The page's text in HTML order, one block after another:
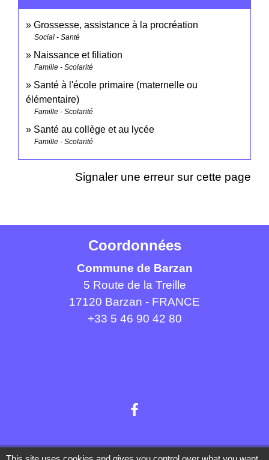
Grossesse, assistance à la procréation
Social - Santé
Naissance et filiation
Famille - Scolarité
Santé à l'école primaire (maternelle ou
élémentaire)
Famille - Scolarité
Santé au collège et au lycée
Famille - Scolarité
Signaler une erreur sur cette page
Coordonnées
Commune de Barzan
5 Route de la Treille
17120 Barzan - FRANCE
+33 5 46 90 42 80